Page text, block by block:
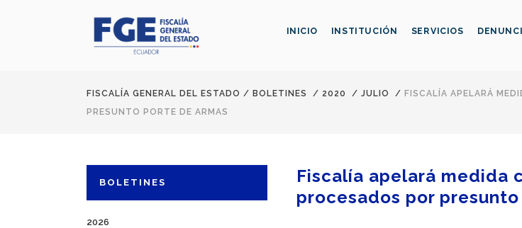
INICIO INSTITUCIÓN SERVICIOS
FISCALÍA GENERAL DEL ESTADO / BOLETINES / 2020 / JULIO / FISCALÍA APELARÁ
PRESUNTO PORTE DE ARMAS
BOLETINES
2026
Fiscalía apelará medida
procesados por